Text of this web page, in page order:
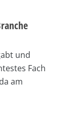
und
Fach
am